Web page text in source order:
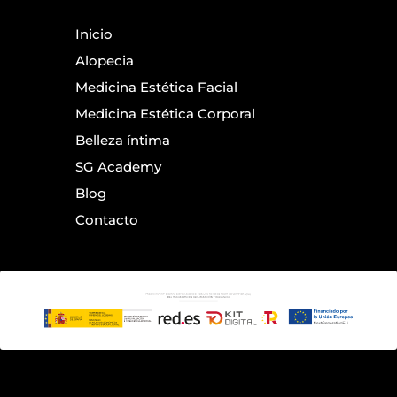
Inicio
Alopecia
Medicina Estética Facial
Medicina Estética Corporal
Belleza íntima
SG Academy
Blog
Contacto